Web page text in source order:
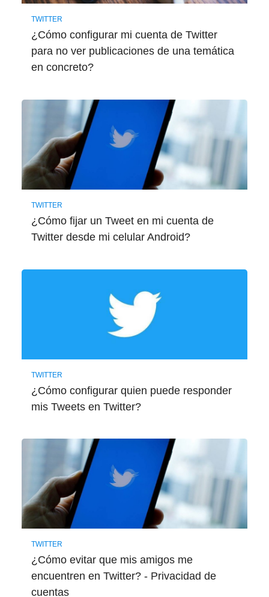
TWITTER
¿Cómo configurar mi cuenta de Twitter
para no ver publicaciones de una temática
en concreto?
TWITTER
¿Cómo fijar un Tweet en mi cuenta de
Twitter desde mi celular Android?
TWITTER
¿Cómo configurar quien puede responder
mis Tweets en Twitter?
TWITTER
¿Cómo evitar que mis amigos me
encuentren en Twitter? - Privacidad de
cuentas